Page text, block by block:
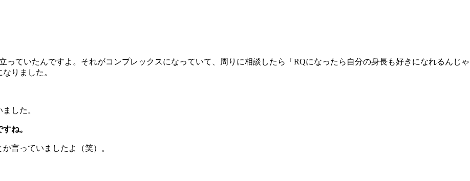
ていたんですよ。それがコンプレックスになっていて、周りに相談したら「RQになったら自分の身長も好きになれるんじゃ
りました。
した。
ね。
言っていましたよ（笑）。